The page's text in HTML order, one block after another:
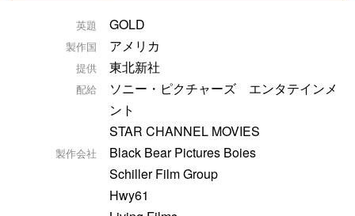
英題 GOLD
製作国 アメリカ
提供 東北新社
配給
ソニー・ピクチャーズ エンタテインメ
ント
STAR CHANNEL MOVIES
製作会社
Black Bear Pictures Boies
Schiller Film Group
Hwy61